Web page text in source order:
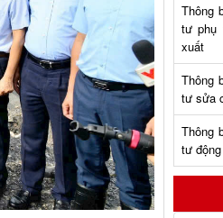
Thông
tư phụ
xuất
Thông
tư sửa
Thông
tư